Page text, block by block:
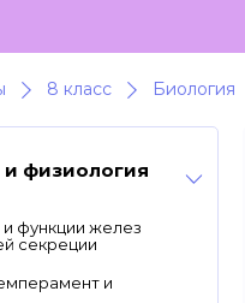
8 класс Биология
физиология
функции желез
секреции
и